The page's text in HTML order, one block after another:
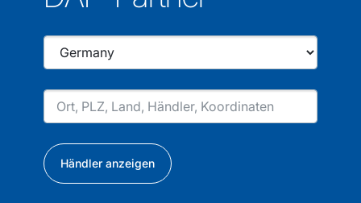
Händler anzeigen